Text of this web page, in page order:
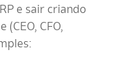
e sair criando
CFO,